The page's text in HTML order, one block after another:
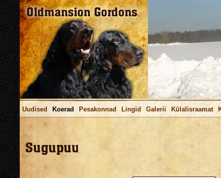
Uudised Koerad Pesakonnad Lingid Galerii Külalisraamat